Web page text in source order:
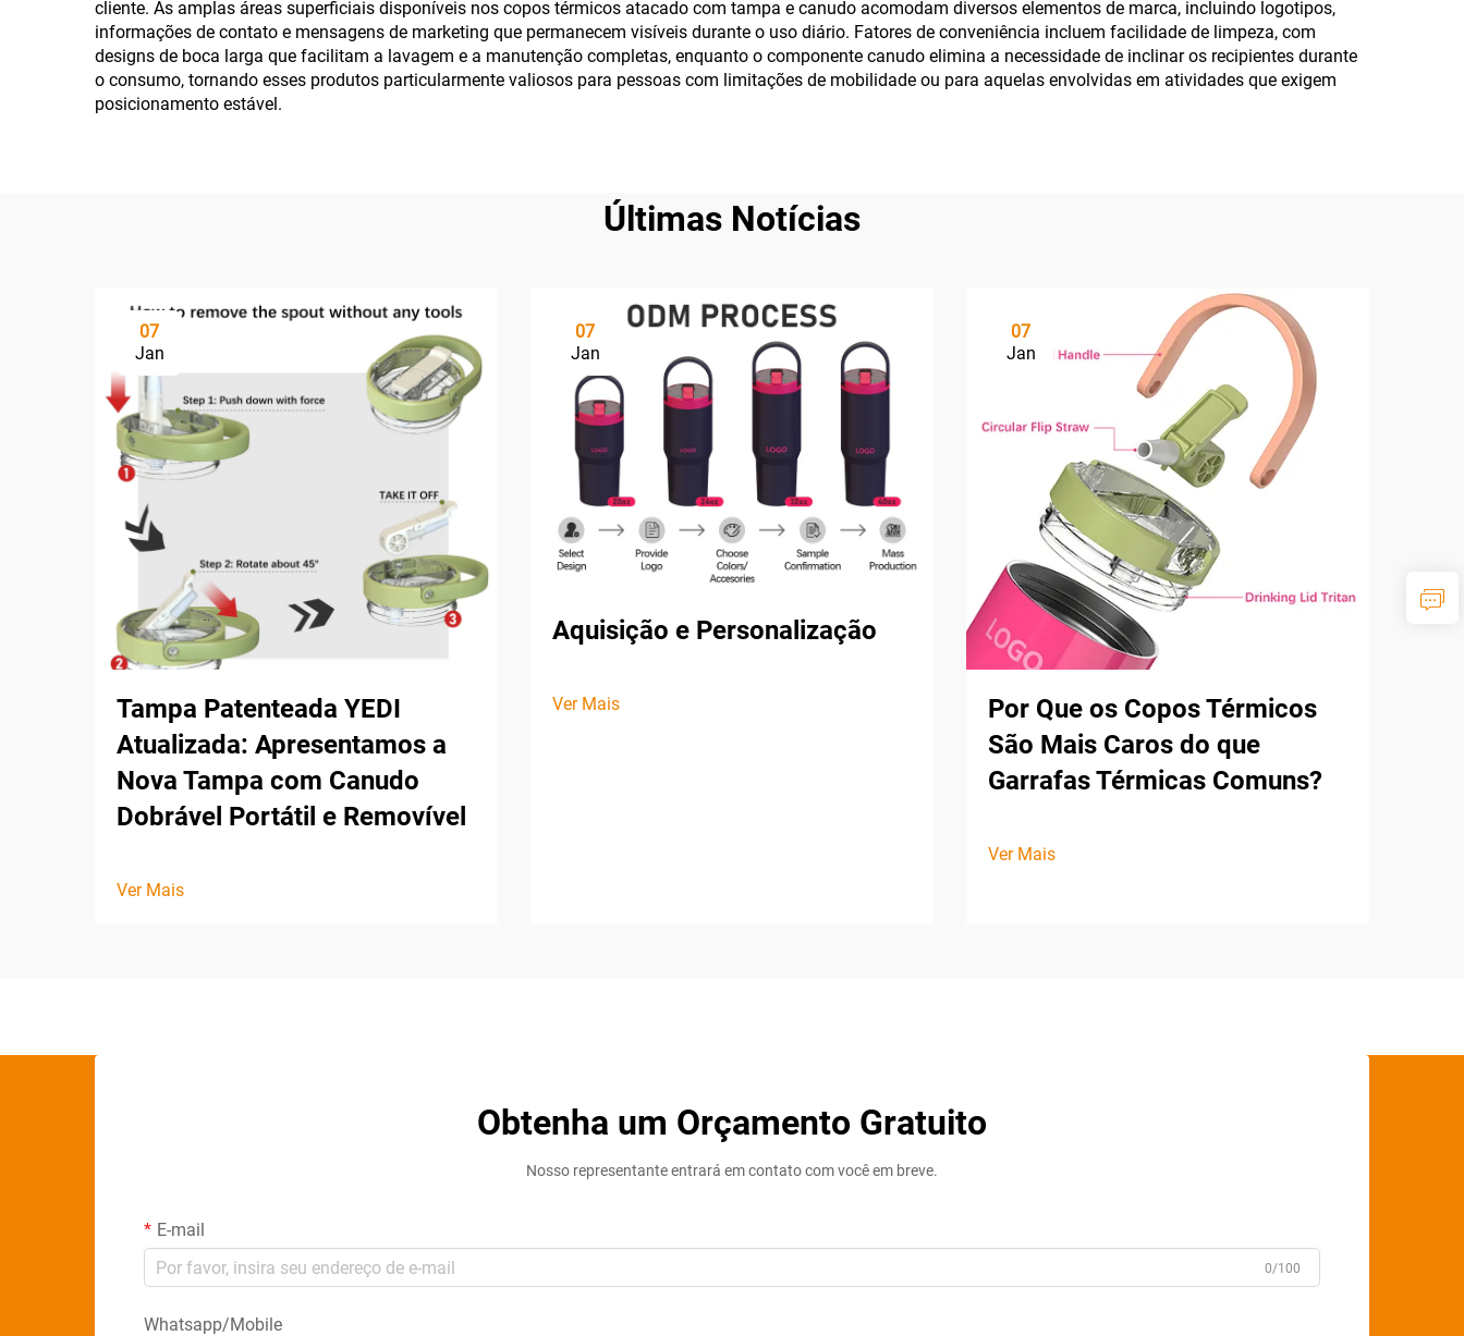
cliente. As amplas áreas superficiais disponíveis nos copos térmicos atacado com tampa e canudo acomodam diversos elementos de marca, incluindo logotipos,
informações de contato e mensagens de marketing que permanecem visíveis durante o uso diário. Fatores de conveniência incluem facilidade de limpeza, com
designs de boca larga que facilitam a lavagem e a manutenção completas, enquanto o componente canudo elimina a necessidade de inclinar os recipientes durante
o consumo, tornando esses produtos particularmente valiosos para pessoas com limitações de mobilidade ou para aquelas envolvidas em atividades que exigem
posicionamento estável.
Últimas Notícias
07
Jan
Tampa Patenteada YEDI
Atualizada: Apresentamos a
Nova Tampa com Canudo
Dobrável Portátil e Removível
Ver Mais
07
Jan
Aquisição e Personalização
Ver Mais
07
Jan
Por Que os Copos Térmicos
São Mais Caros do que
Garrafas Térmicas Comuns?
Ver Mais
Obtenha um Orçamento Gratuito
Nosso representante entrará em contato com você em breve.
E-mail
0/100
Whatsapp/Mobile